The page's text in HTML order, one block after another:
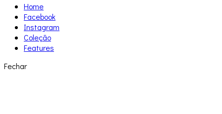
Home
Facebook
Instagram
Coleção
Features
Fechar